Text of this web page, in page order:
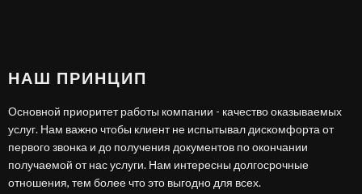
НАШ ПРИНЦИП
Основной приоритет работы компании - качество оказываемых
услуг. Нам важно чтобы клиент не испытывал дискомфорта от
первого звонка и до получения документов по окончании
получаемой от нас услуги. Нам интересны долгосрочные
отношения, тем более что это выгодно для всех.